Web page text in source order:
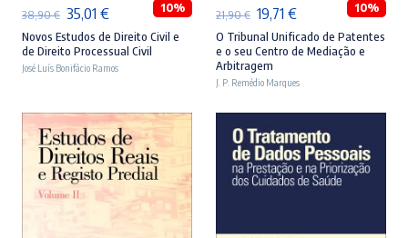
38,90€ O
preço
original
38,90 €.
35,01 €O
preço
atual
35,01 €.
10%
Novos Estudos de Direito Civil e
de Direito Processual Civil
José Luís Bonifácio Ramos
21,90€ O
preço
original
era:
21,90 €.
19,71 €O
preço
atual
é:
19,71 €.
10%
O Tribunal Unificado de Patentes
e o seu Centro de Mediação e
Arbitragem
J. P. Remédio Marques